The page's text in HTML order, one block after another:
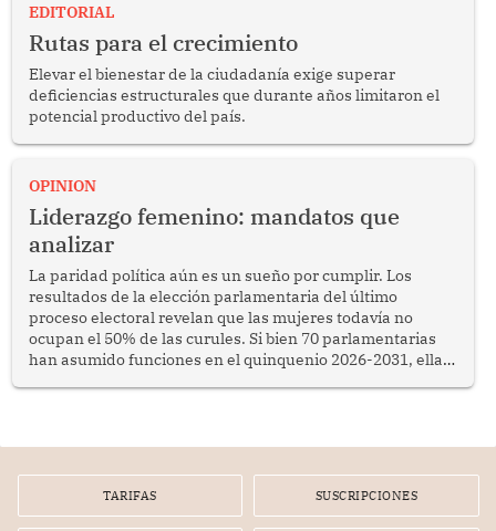
EDITORIAL
Rutas para el crecimiento
Elevar el bienestar de la ciudadanía exige superar
deficiencias estructurales que durante años limitaron el
potencial productivo del país.
OPINION
Liderazgo femenino: mandatos que
analizar
La paridad política aún es un sueño por cumplir. Los
resultados de la elección parlamentaria del último
proceso electoral revelan que las mujeres todavía no
ocupan el 50% de las curules. Si bien 70 parlamentarias
han asumido funciones en el quinquenio 2026-2031, ellas
TARIFAS SUSCRIPCIONES